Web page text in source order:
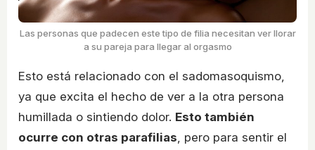
Las personas que padecen este tipo de filia necesitan ver llorar
a su pareja para llegar al orgasmo
Esto está relacionado con el sadomasoquismo,
ya que excita el hecho de ver a la otra persona
humillada o sintiendo dolor. Esto también
ocurre con otras parafilias, pero para sentir el